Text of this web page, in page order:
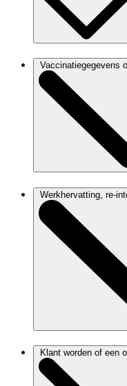
Vaccinatiegegevens
Werkhervatting, re-
Klant worden of een